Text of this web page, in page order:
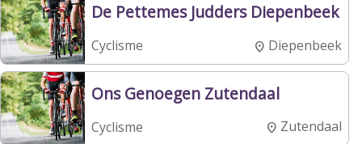
De Pettemes Judders Diepenbeek
Cyclisme Diepenbeek
Ons Genoegen Zutendaal
Cyclisme Zutendaal